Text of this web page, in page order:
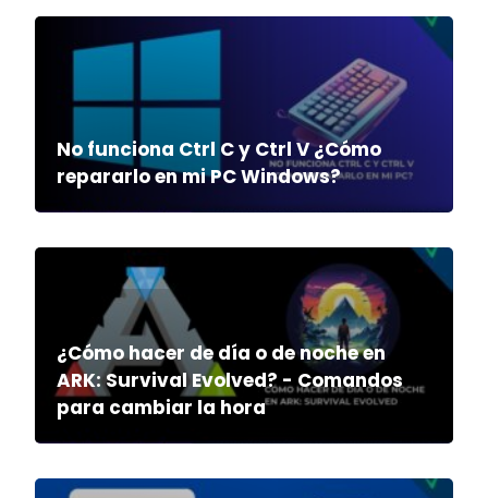
No funciona Ctrl C y Ctrl V ¿Cómo
repararlo en mi PC Windows?
¿Cómo hacer de día o de noche en
ARK: Survival Evolved? - Comandos
para cambiar la hora